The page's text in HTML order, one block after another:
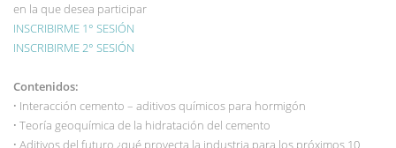
en la que desea participar
INSCRIBIRME 1° SESIÓN
INSCRIBIRME 2° SESIÓN
Contenidos:
· Interacción cemento – aditivos químicos para hormigón
· Teoría geoquímica de la hidratación del cemento
· Aditivos del futuro ¿qué proyecta la industria para los próximos 10